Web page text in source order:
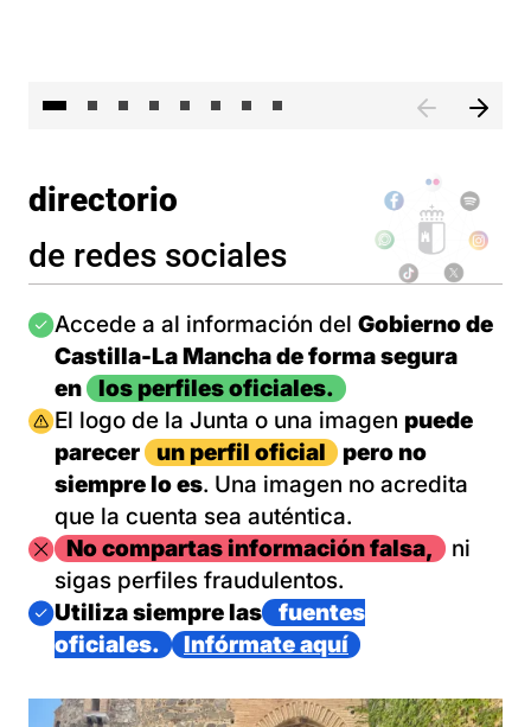
directorio
de redes sociales
Imagen
Accede a al información del Gobierno de
Castilla-La Mancha de forma segura
en
los perfiles oficiales.
Imagen
El logo de la Junta o una imagen puede
parecer
un perfil oficial
pero no
siempre lo es. Una imagen no acredita
que la cuenta sea auténtica.
ImagenNo compartas información falsa,
ni
sigas perfiles fraudulentos.
Imagen
Utiliza siempre las
fuentes
oficiales.
Infórmate aquí